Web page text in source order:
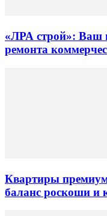
«ЛРА строй»: Ваш
ремонта
Квартиры
баланс роскоши и